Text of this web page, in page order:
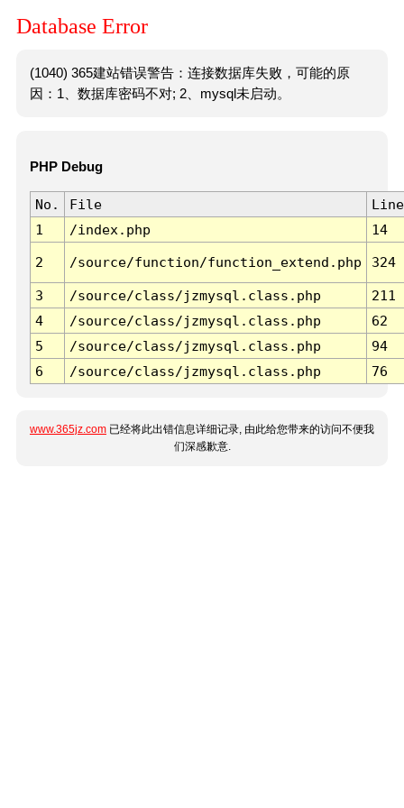
Database Error
(1040) 365建站错误警告：连接数据库失败，可能的原
因：1、数据库密码不对; 2、mysql未启动。
PHP Debug
No. File
Line
1
/index.php 14
2 /source/function/function_extend.php 324
3 /source/class/jzmysql.class.php
211
4
/source/class/jzmysql.class.php
62
5
/source/class/jzmysql.class.php
94
6
/source/class/jzmysql.class.php 76
www.365jz.com 已经将此出错信息详细记录, 由此给您带来的访问不便我
们深感歉意.